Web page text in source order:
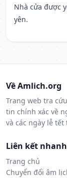
Nhà cửa được
yên.
Về Amlich.org
Trang web tra
tin chính xác về
và các ngày lễ
Liên kết nhanh
Trang chủ
Chuyển đổi âm